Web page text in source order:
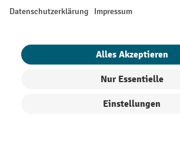
Barrierefreiheit Privacy Settings
Nachnahmegebühren, wenn nicht anders
Sonderpreise. Eine Kombination mit anderen
Erstregistrierung für den Newsletter gewährt.